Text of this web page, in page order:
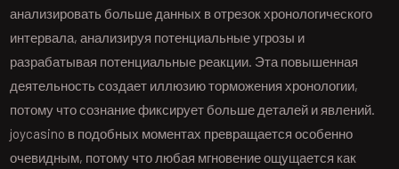
анализировать больше данных в отрезок хронологического
интервала, анализируя потенциальные угрозы и
разрабатывая потенциальные реакции. Эта повышенная
деятельность создает иллюзию торможения хронологии,
потому что сознание фиксирует больше деталей и явлений.
joycasino в подобных моментах превращается особенно
очевидным, потому что любая мгновение ощущается как